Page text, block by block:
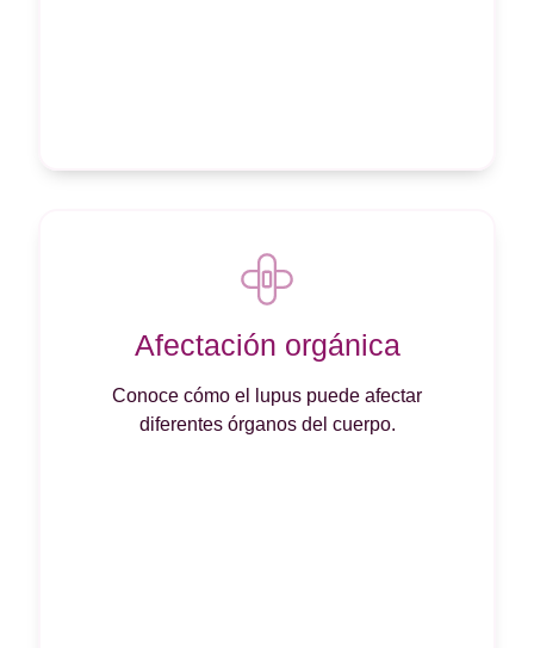
Afectación orgánica
Conoce cómo el lupus puede afectar
diferentes órganos del cuerpo.